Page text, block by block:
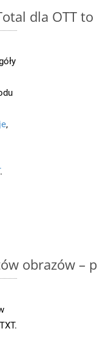
dla OTT to
,
.
obrazów –